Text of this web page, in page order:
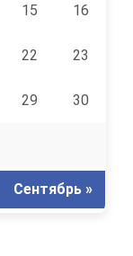
15 16
22 23
29 30
Сентябрь »